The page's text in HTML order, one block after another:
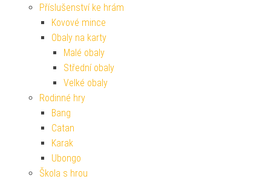
Příslušenství ke hrám
Kovové mince
Obaly na karty
Malé obaly
Střední obaly
Velké obaly
Rodinné hry
Bang
Catan
Karak
Ubongo
Škola s hrou